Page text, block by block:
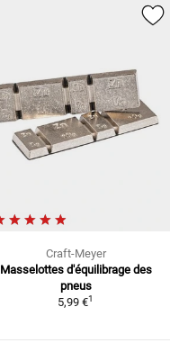
Craft-Meyer
Masselottes d'équilibrage des
pneus
5,99 €1